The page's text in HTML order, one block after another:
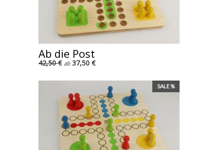
Ab die Post
42,50 € ab37,50 €
SALE %